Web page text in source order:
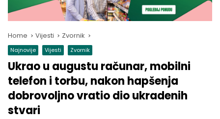
Home Vijesti Zvornik
Najnovije Vijesti Zvornik
Ukrao u augustu računar, mobilni
telefon i torbu, nakon hapšenja
dobrovoljno vratio dio ukradenih
stvari